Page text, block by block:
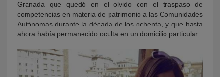
Granada que quedó en el olvido con el traspaso de
competencias en materia de patrimonio a las Comunidades
Autónomas durante la década de los ochenta, y que hasta
ahora había permanecido oculta en un domicilio particular.